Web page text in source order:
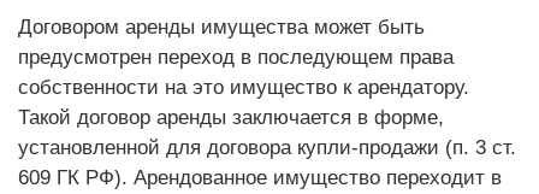
Договором аренды имущества может быть
предусмотрен переход в последующем права
собственности на это имущество к арендатору.
Такой договор аренды заключается в форме,
установленной для договора купли-продажи (п. 3 ст.
609 ГК РФ). Арендованное имущество переходит в